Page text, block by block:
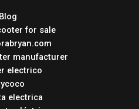
Blog
for sale
manufacturer
electrico
electrica